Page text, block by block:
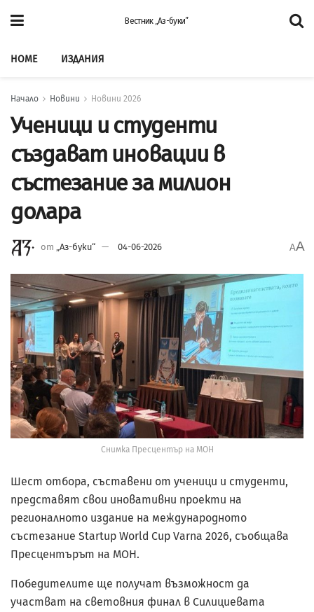
Вестник „Аз-буки”
HOME ИЗДАНИЯ
Начало Новини Новини 2026
Ученици и студенти
създават иновации в
състезание за милион
долара
от „Аз-буки“ 04-06-2026 AA
Снимка Пресцентър на МОН
Шест отбора, съставени от ученици и студенти,
представят свои иновативни проекти на
регионалното издание на международното
състезание Startup World Cup Varna 2026, съобщава
Пресцентърът на МОН.
Победителите ще получат възможност да
участват на световния финал в Силициевата